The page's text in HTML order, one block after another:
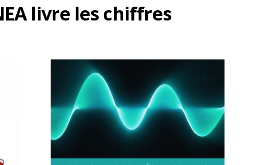
livre les chiffres